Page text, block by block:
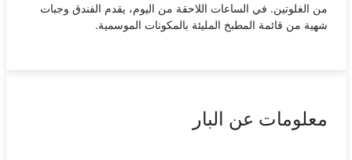
من الغلوتين. في الساعات اللاحقة من اليوم، يقدم الفندق وجبات
شهية من قائمة المطبخ المليئة بالمكونات الموسمية.
معلومات عن البار